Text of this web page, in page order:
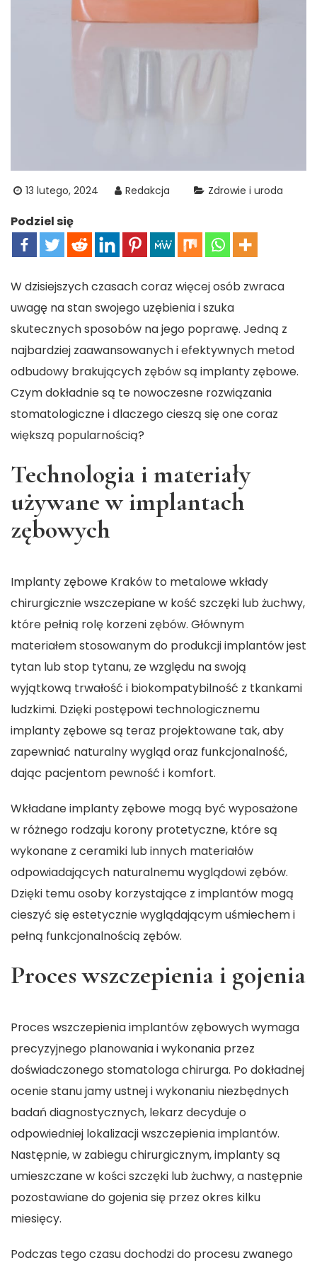
13 lutego, 2024 Redakcja Zdrowie i uroda
Podziel się
W dzisiejszych czasach coraz więcej osób zwraca
uwagę na stan swojego uzębienia i szuka
skutecznych sposobów na jego poprawę. Jedną z
najbardziej zaawansowanych i efektywnych metod
odbudowy brakujących zębów są implanty zębowe.
Czym dokładnie są te nowoczesne rozwiązania
stomatologiczne i dlaczego cieszą się one coraz
większą popularnością?
Technologia i materiały
używane w implantach
zębowych
Implanty zębowe Kraków to metalowe wkłady
chirurgicznie wszczepiane w kość szczęki lub żuchwy,
które pełnią rolę korzeni zębów. Głównym
materiałem stosowanym do produkcji implantów jest
tytan lub stop tytanu, ze względu na swoją
wyjątkową trwałość i biokompatybilność z tkankami
ludzkimi. Dzięki postępowi technologicznemu
implanty zębowe są teraz projektowane tak, aby
zapewniać naturalny wygląd oraz funkcjonalność,
dając pacjentom pewność i komfort.
Wkładane implanty zębowe mogą być wyposażone
w różnego rodzaju korony protetyczne, które są
wykonane z ceramiki lub innych materiałów
odpowiadających naturalnemu wyglądowi zębów.
Dzięki temu osoby korzystające z implantów mogą
cieszyć się estetycznie wyglądającym uśmiechem i
pełną funkcjonalnością zębów.
Proces wszczepienia i gojenia
Proces wszczepienia implantów zębowych wymaga
precyzyjnego planowania i wykonania przez
doświadczonego stomatologa chirurga. Po dokładnej
ocenie stanu jamy ustnej i wykonaniu niezbędnych
badań diagnostycznych, lekarz decyduje o
odpowiedniej lokalizacji wszczepienia implantów.
Następnie, w zabiegu chirurgicznym, implanty są
umieszczane w kości szczęki lub żuchwy, a następnie
pozostawiane do gojenia się przez okres kilku
miesięcy.
Podczas tego czasu dochodzi do procesu zwanego